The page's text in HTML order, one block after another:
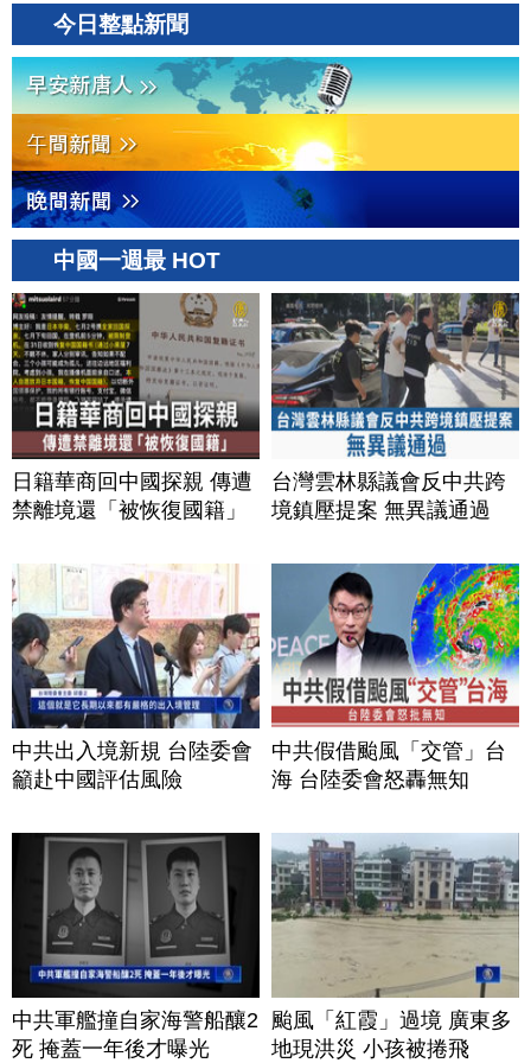
今日整點新聞
中國一週最 HOT
日籍華商回中國探親 傳遭
禁離境還「被恢復國籍」
台灣雲林縣議會反中共跨
境鎮壓提案 無異議通過
中共出入境新規 台陸委會
籲赴中國評估風險
中共假借颱風「交管」台
海 台陸委會怒轟無知
中共軍艦撞自家海警船釀2
死 掩蓋一年後才曝光
颱風「紅霞」過境 廣東多
地現洪災 小孩被捲飛